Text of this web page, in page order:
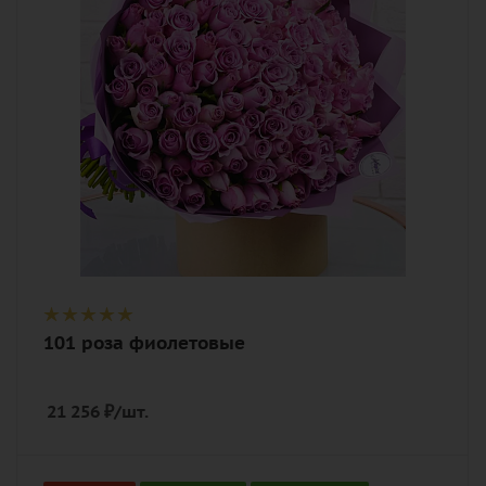
Описание
роза, лента, дизайнерская упаковка
101 роза фиолетовые
21 256 ₽/шт.